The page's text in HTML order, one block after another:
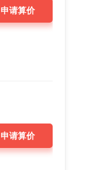
申请算价
申请算价